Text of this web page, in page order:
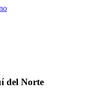
del Norte